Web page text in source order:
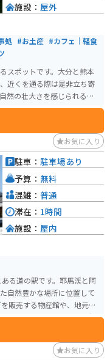
処 #お土産 #カフェ｜軽食
スポットです。大分と熊本
近くを通る際は是非立ち寄
然の壮大さを感じられるツ
施設： 屋外
お気に入り
る道の駅です。耶馬渓と阿
自然豊かな場所に位置して
。特におすすめは、豊後大
た、道の駅 き
があります。耶馬渓や阿蘇
多く、ライダーの休憩場所
駐車： 駐車場あり
予算： 無料
混雑： 普通
滞在： 1時間
施設： 屋内
お気に入り